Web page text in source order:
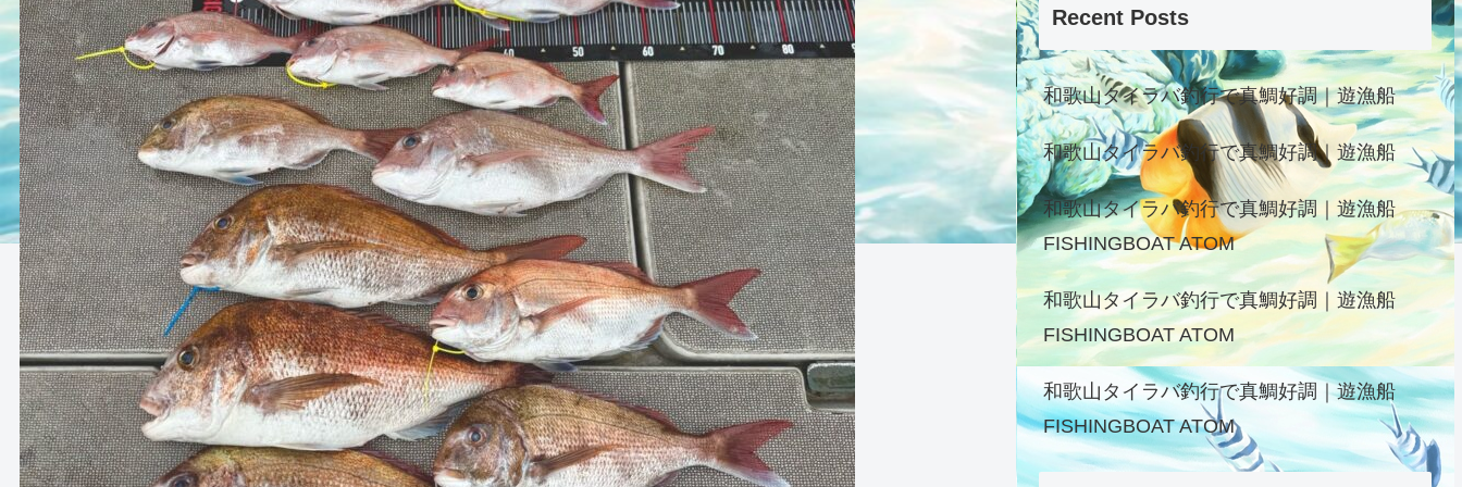
Recent Posts
和歌山タイラバ釣行で真鯛好調｜遊漁船
和歌山タイラバ釣行で真鯛好調｜遊漁船
和歌山タイラバ釣行で真鯛好調｜遊漁船
FISHINGBOAT ATOM
和歌山タイラバ釣行で真鯛好調｜遊漁船
FISHINGBOAT ATOM
和歌山タイラバ釣行で真鯛好調｜遊漁船
FISHINGBOAT ATOM